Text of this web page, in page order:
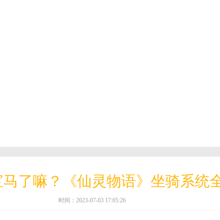
了嘛？《仙灵物语》坐骑系统
时间：2023-07-03 17:05:26